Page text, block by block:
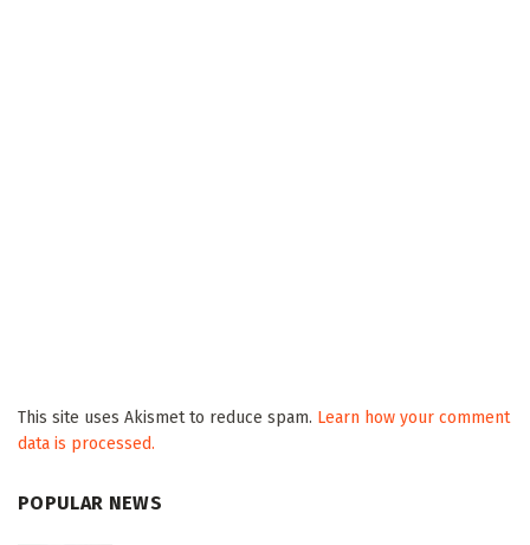
This site uses Akismet to reduce spam. Learn how your comment
data is processed.
POPULAR NEWS